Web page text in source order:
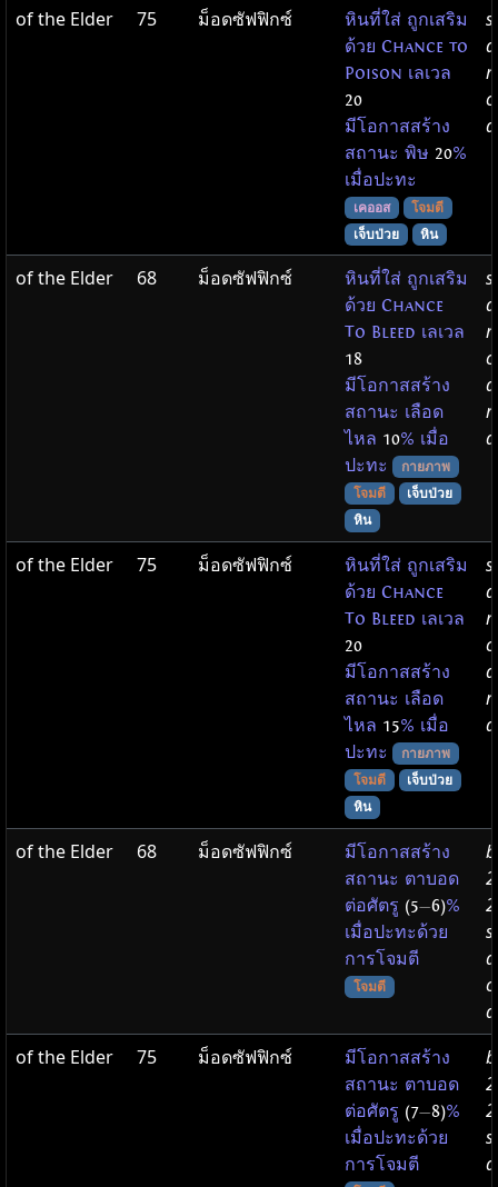
of the Elder 75 ม็อดซัฟฟิกซ์
หินที่ใส่ ถูกเสริม
ด้วย Chance to
Poison เลเวล
20
มีโอกาสสร้าง
สถานะ พิษ 20%
เมื่อปะทะ
เคออส
โจมตี
เจ็บป่วย
หิน
of the Elder 68 ม็อดซัฟฟิกซ์
หินที่ใส่ ถูกเสริม
ด้วย Chance
To Bleed เลเวล
18
มีโอกาสสร้าง
สถานะ เลือด
ไหล 10% เมื่อ
ปะทะ
กายภาพ
โจมตี
เจ็บป่วย
หิน
of the Elder 75 ม็อดซัฟฟิกซ์
หินที่ใส่ ถูกเสริม
ด้วย Chance
To Bleed เลเวล
20
มีโอกาสสร้าง
สถานะ เลือด
ไหล 15% เมื่อ
ปะทะ
กายภาพ
โจมตี
เจ็บป่วย
หิน
of the Elder 68 ม็อดซัฟฟิกซ์
มีโอกาสสร้าง
สถานะ ตาบอด
ต่อศัตรู (5—6)%
เมื่อปะทะด้วย
การโจมตี
โจมตี
of the Elder
75 ม็อดซัฟฟิกซ์
มีโอกาสสร้าง
สถานะ ตาบอด
ต่อศัตรู (7—8)%
เมื่อปะทะด้วย
การโจมตี